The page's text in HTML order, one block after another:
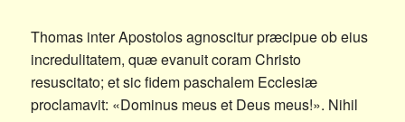
Thomas inter Apostolos agnoscitur præcipue ob eius
incredulitatem, quæ evanuit coram Christo
resuscitato; et sic fidem paschalem Ecclesiæ
proclamavit: «Dominus meus et Deus meus!». Nihil